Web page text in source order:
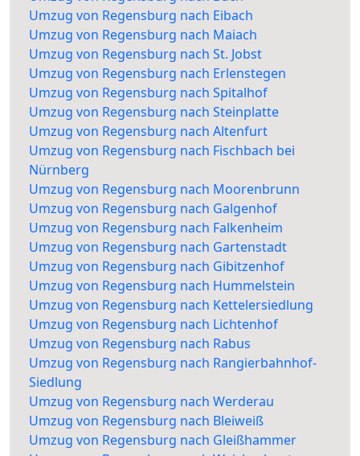
Umzug von Regensburg nach Eibach
Umzug von Regensburg nach Maiach
Umzug von Regensburg nach St. Jobst
Umzug von Regensburg nach Erlenstegen
Umzug von Regensburg nach Spitalhof
Umzug von Regensburg nach Steinplatte
Umzug von Regensburg nach Altenfurt
Umzug von Regensburg nach Fischbach bei
Nürnberg
Umzug von Regensburg nach Moorenbrunn
Umzug von Regensburg nach Galgenhof
Umzug von Regensburg nach Falkenheim
Umzug von Regensburg nach Gartenstadt
Umzug von Regensburg nach Gibitzenhof
Umzug von Regensburg nach Hummelstein
Umzug von Regensburg nach Kettelersiedlung
Umzug von Regensburg nach Lichtenhof
Umzug von Regensburg nach Rabus
Umzug von Regensburg nach Rangierbahnhof-
Siedlung
Umzug von Regensburg nach Werderau
Umzug von Regensburg nach Bleiweiß
Umzug von Regensburg nach Gleißhammer